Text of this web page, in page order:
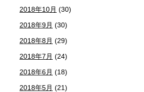
2018年10月 (30)
2018年9月 (30)
2018年8月 (29)
2018年7月 (24)
2018年6月 (18)
2018年5月 (21)